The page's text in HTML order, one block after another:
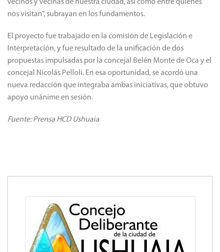
vecinos y vecinas de nuestra ciudad, así como entre quienes
nos visitan”, subrayan en los fundamentos.
El proyecto fue trabajado en la comisión de Legislación e
Interpretación, y fue resultado de la unificación de dos
propuestas impulsadas por la concejal Belén Monte de Oca y el
concejal Nicolás Pelloli. En esa oportunidad, se acordó una
nueva redacción que integraba ambas iniciativas, que obtuvo
apoyo unánime en sesión.
Fuente: Prensa HCD Ushuaia